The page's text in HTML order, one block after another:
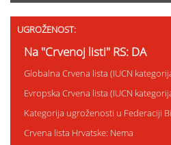
UGROŽENOST:
Na "Crvenoj listi" RS: DA
Globalna Crvena lista (IUCN
Evropska Crvena lista (IUCN
Kategorija ugroženosti u Federaciji
Crvena lista Hrvatske: Nema